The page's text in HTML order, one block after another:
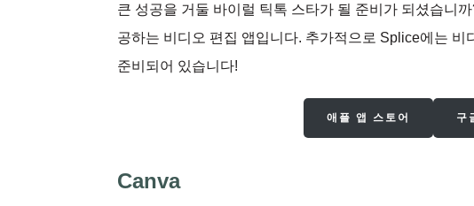
큰 성공을 거둘 바이럴 틱톡 스타가 될 준비가 되셨습니
공하는 비디오 편집 앱입니다. 추가적으로 Splice에는
준비되어 있습니다!
애플 앱 스토어 구
Canva